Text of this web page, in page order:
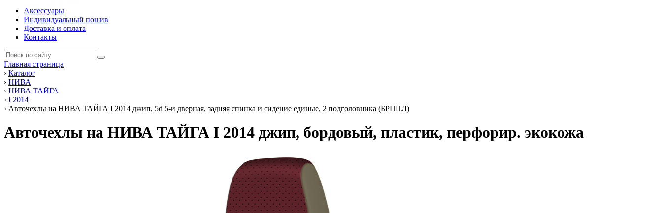
Аксессуары
Индивидуальный пошив
Доставка и оплата
Контакты
Главная страница
› Каталог
› НИВА
› НИВА ТАЙГА
› I 2014
› Авточехлы на НИВА ТАЙГА I 2014 джип, 5d 5-и дверная, задняя спинка и сидение единые, 2 подголовника (БРППЛ)
Авточехлы на НИВА ТАЙГА I 2014 джип, бордовый, пластик, перфорир. экокожа